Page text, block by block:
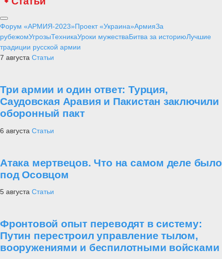
Техника
Оружие афганской войны
Артиллерийская бригада в Коломне
получила боевое знамя нового образца
Уникальные противогазы-бронешлемы
появятся в российской армии
Новости
Структура главного военно-политического